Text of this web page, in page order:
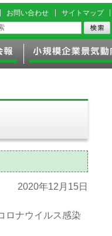
お問い合わせ サイトマップ
2020年12月15日
ロナウイルス感染